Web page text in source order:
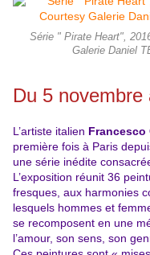
Série " Pirate Heart",
Galerie Daniel
Du 5
L’artiste italien Francesco
première fois à Paris
une série inédite
L’exposition réunit 36
fresques, aux harmonies
lesquels hommes et
se recomposent en une
l’amour, son sens, son